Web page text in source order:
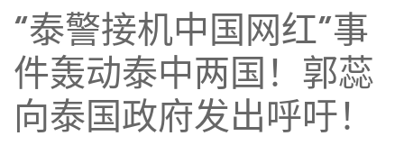
“泰警接机中国网红”事
件轰动泰中两国！郭蕊
向泰国政府发出呼吁！